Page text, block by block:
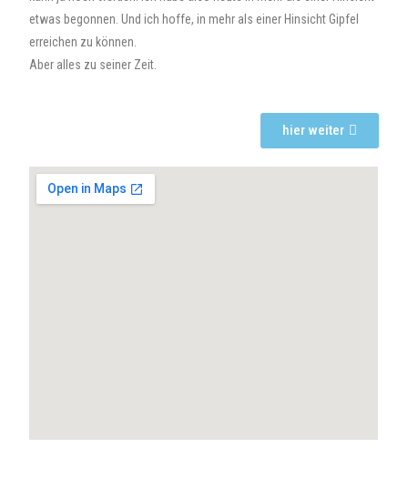
etwas begonnen. Und ich hoffe, in mehr als einer Hinsicht Gipfel
erreichen zu können.
Aber alles zu seiner Zeit.
hier weiter